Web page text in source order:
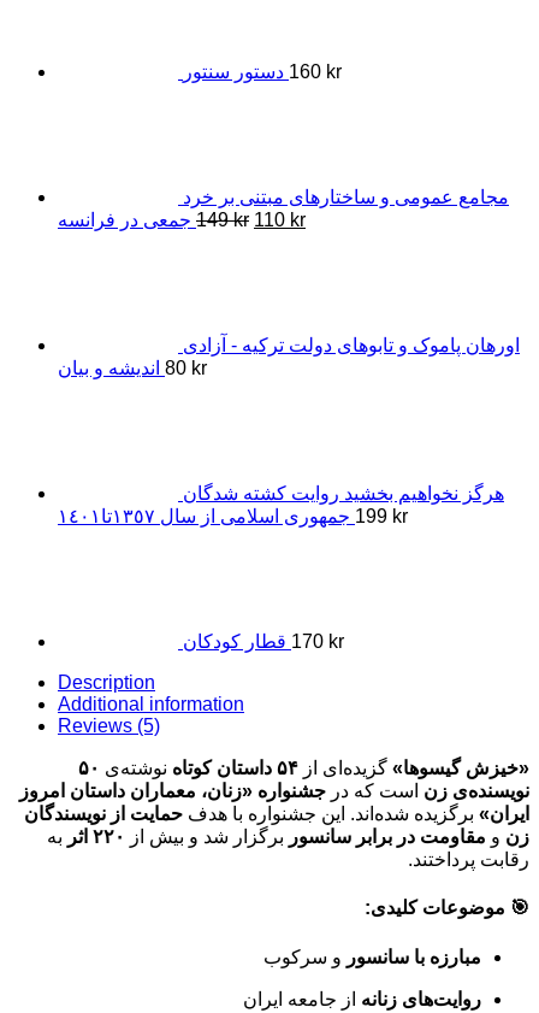
دستور سنتور 160 kr
مجامع عمومی و ساختارهای مبتنی بر خرد
جمعی در فرانسه 149kr Original
110 krCurrent
اورهان پاموک و تابوهای دولت ترکیه - آزادی
اندیشه و بیان 80 kr
هرگز نخواهیم بخشید روایت کشته شدگان
جمهوری اسلامی از سال ١٣٥٧تا١٤٠١ 199 kr
قطار کودکان 170 kr
Description
Additional information
Reviews (5)
«خیزش گیسوها» گزیده‌ای از ۵۴ داستان کوتاه نوشته‌ی ۵۰
نویسنده‌ی زن است که در جشنواره «زنان، معماران داستان امروز
ایران» برگزیده شده‌اند. این جشنواره با هدف حمایت از نویسندگان
زن و مقاومت در برابر سانسور برگزار شد و بیش از ۲۲۰ اثر
به
رقابت پرداختند.
🎯 موضوعات کلیدی:
مبارزه با سانسور و سرکوب
روایت‌های زنانه از جامعه ایران